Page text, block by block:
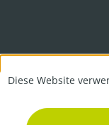
Diese Website